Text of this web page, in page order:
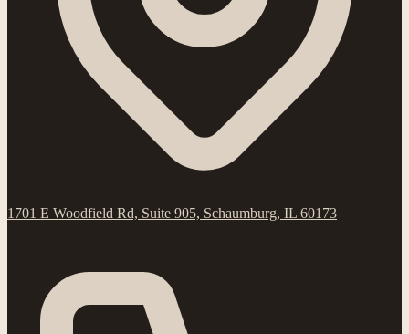
1701 E Woodfield Rd, Suite 905, Schaumburg, IL 60173